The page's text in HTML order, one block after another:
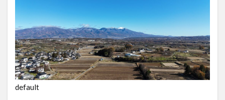
default